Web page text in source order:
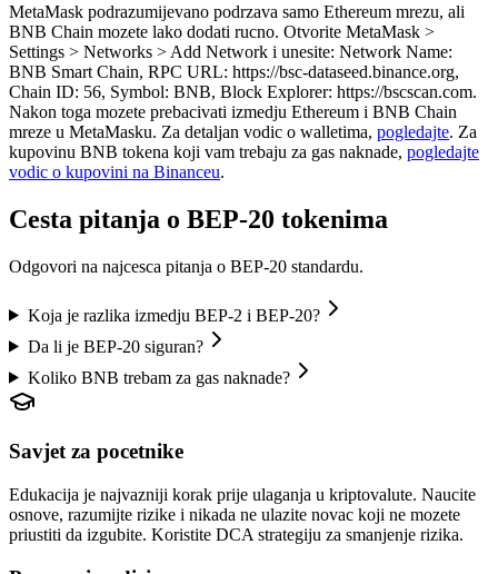
MetaMask podrazumijevano podrzava samo Ethereum mrezu, ali
BNB Chain mozete lako dodati rucno. Otvorite MetaMask >
Settings > Networks > Add Network i unesite: Network Name:
BNB Smart Chain, RPC URL: https://bsc-dataseed.binance.org,
Chain ID: 56, Symbol: BNB, Block Explorer: https://bscscan.com.
Nakon toga mozete prebacivati izmedju Ethereum i BNB Chain
mreze u MetaMasku. Za detaljan vodic o walletima, pogledajte. Za
kupovinu BNB tokena koji vam trebaju za gas naknade, pogledajte
vodic o kupovini na Binanceu.
Cesta pitanja o BEP-20 tokenima
Odgovori na najcesca pitanja o BEP-20 standardu.
Koja je razlika izmedju BEP-2 i BEP-20?
Da li je BEP-20 siguran?
Koliko BNB trebam za gas naknade?
Savjet za pocetnike
Edukacija je najvazniji korak prije ulaganja u kriptovalute. Naucite
osnove, razumijte rizike i nikada ne ulazite novac koji ne mozete
priustiti da izgubite. Koristite DCA strategiju za smanjenje rizika.